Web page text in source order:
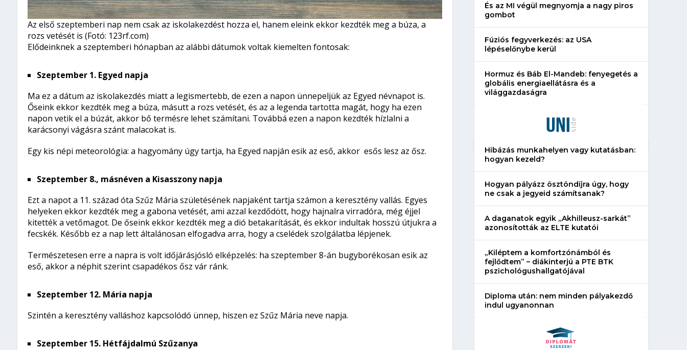
Az első szeptemberi nap nem csak az iskolakezdést hozza el, hanem eleink ekkor kezdték meg a búza, a
rozs vetését is (Fotó: 123rf.com)
Elődeinknek a szeptemberi hónapban az alábbi dátumok voltak kiemelten fontosak:
Szeptember 1. Egyed napja
Ma ez a dátum az iskolakezdés miatt a legismertebb, de ezen a napon ünnepeljük az Egyed névnapot is.
Őseink ekkor kezdték meg a búza, másutt a rozs vetését, és az a legenda tartotta magát, hogy ha ezen
napon vetik el a búzát, akkor bő termésre lehet számítani. Továbbá ezen a napon kezdték hízlalni a
karácsonyi vágásra szánt malacokat is.
Egy kis népi meteorológia: a hagyomány úgy tartja, ha Egyed napján esik az eső, akkor esős lesz az ősz.
Szeptember 8., másnéven a Kisasszony napja
Ezt a napot a 11. század óta Szűz Mária születésének napjaként tartja számon a keresztény vallás. Egyes
helyeken ekkor kezdték meg a gabona vetését, ami azzal kezdődött, hogy hajnalra virradóra, még éjjel
kitették a vetőmagot. De őseink ekkor kezdték meg a dió betakarítását, és ekkor indultak hosszú útjukra a
fecskék. Később ez a nap lett általánosan elfogadva arra, hogy a cselédek szolgálatba lépjenek.
Természetesen erre a napra is volt időjárásjósló elképzelés: ha szeptember 8-án bugyborékosan esik az
eső, akkor a néphit szerint csapadékos ősz vár ránk.
Szeptember 12. Mária napja
Szintén a keresztény valláshoz kapcsolódó ünnep, hiszen ez Szűz Mária neve napja.
Szeptember 15. Hétfájdalmú Szűzanya
És az MI végül megnyomja a nagy piros
gombot
Fúziós fegyverkezés: az USA
lépéselőnybe kerül
Hormuz és Báb El-Mandeb: fenyegetés a
globális energiaellátásra és a
világgazdaságra
Hibázás munkahelyen vagy kutatásban:
hogyan kezeld?
Hogyan pályázz ösztöndíjra úgy, hogy
ne csak a jegyeid számítsanak?
A daganatok egyik „Akhilleusz-sarkát”
azonosították az ELTE kutatói
„Kiléptem a komfortzónámból és
fejlődtem” – diákinterjú a PTE BTK
pszichológushallgatójával
Diploma után: nem minden pályakezdő
indul ugyanonnan